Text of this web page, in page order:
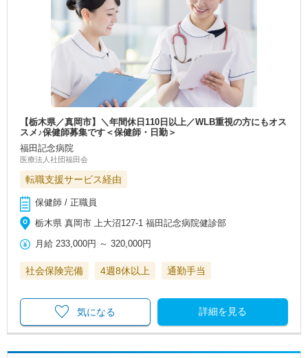
【栃木県／真岡市】＼年間休日110日以上／WLB重視の方にもオス
スメ♪保健師募集です＜保健師・日勤＞
福田記念病院
医療法人社団福田会
転職支援サービス経由
保健師 / 正職員
栃木県 真岡市 上大沼127‐1 福田記念病院健診部
月給 233,000円 ～320,000円
社会保険完備 4週8休以上 通勤手当
詳細を見る
気になる